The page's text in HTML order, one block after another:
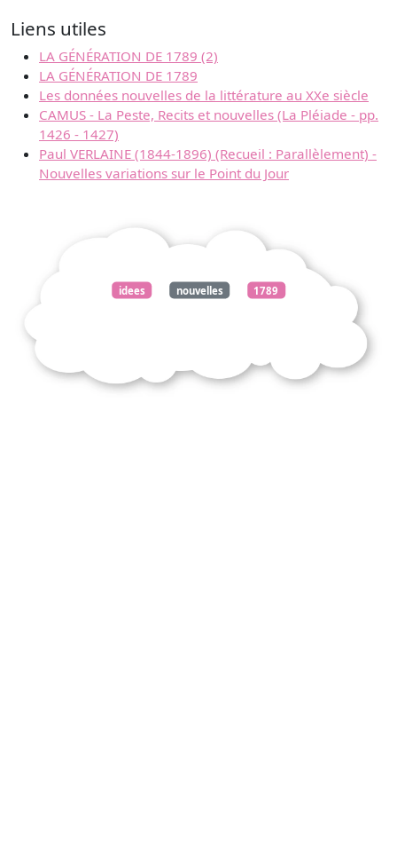
Liens utiles
LA GÉNÉRATION DE 1789 (2)
LA GÉNÉRATION DE 1789
Les données nouvelles de la littérature au XXe siècle
CAMUS - La Peste, Recits et nouvelles (La Pléiade - pp.
1426 - 1427)
Paul VERLAINE (1844-1896) (Recueil : Parallèlement) -
Nouvelles variations sur le Point du Jour
idees nouvelles 1789